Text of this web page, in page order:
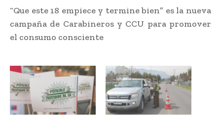
“Que este 18 empiece y termine bien” es la nueva
campaña de Carabineros y CCU para promover
el consumo consciente